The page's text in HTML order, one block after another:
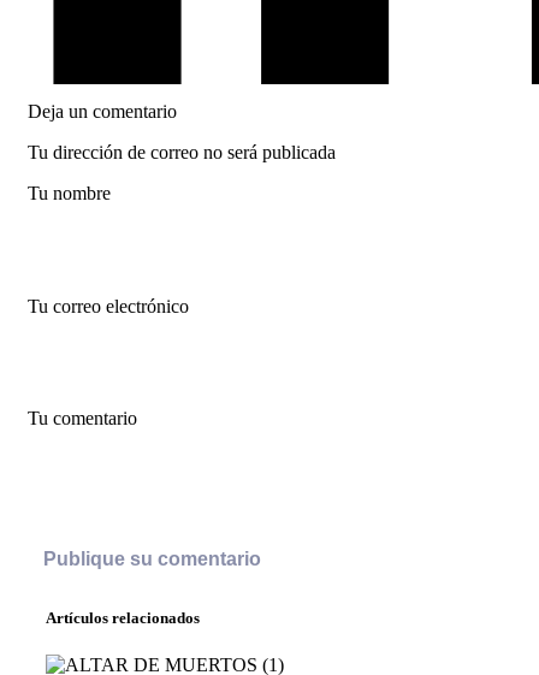
Deja un comentario
Tu dirección de correo no será publicada
Tu nombre
Tu correo electrónico
Tu comentario
Publique su comentario
Artículos relacionados